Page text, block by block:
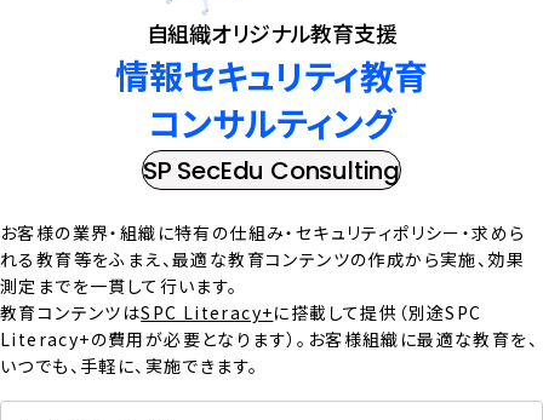
自組織オリジナル教育支援
情報セキュリティ教育
コンサルティング
SP SecEdu Consulting
お客様の業界・組織に特有の仕組み・セキュリティポリシー・求めら
れる教育等をふまえ、最適な教育コンテンツの作成から実施、効果
測定までを一貫して行います。
教育コンテンツはSPC Literacy+に搭載して提供（別途SPC
Literacy+の費用が必要となります）。お客様組織に最適な教育を、
いつでも、手軽に、実施できます。